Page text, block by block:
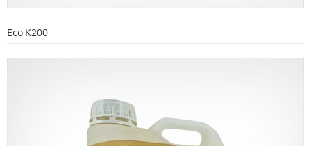
Eco K200